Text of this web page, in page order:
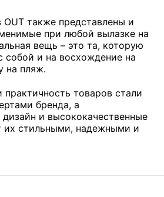
OUT также представлены и
при любой вылазке на
вещь – это та, которую
и на восхождение на
на пляж.
практичность товаров стали
бренда, а
и высококачественные
их стильными, надежными и